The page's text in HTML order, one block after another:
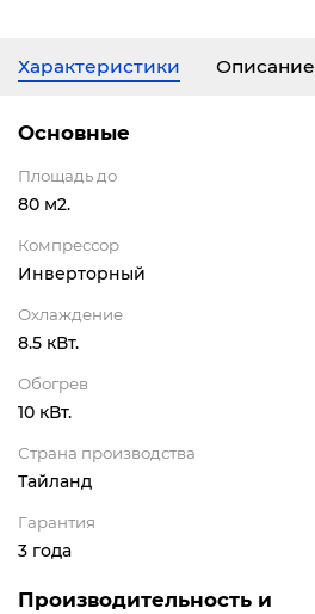
Характеристики Описание
Основные
Площадь до
80 м2.
Компрессор
Инверторный
Охлаждение
8.5 кВт.
Обогрев
10 кВт.
Страна производства
Тайланд
Гарантия
3 года
Производительность и